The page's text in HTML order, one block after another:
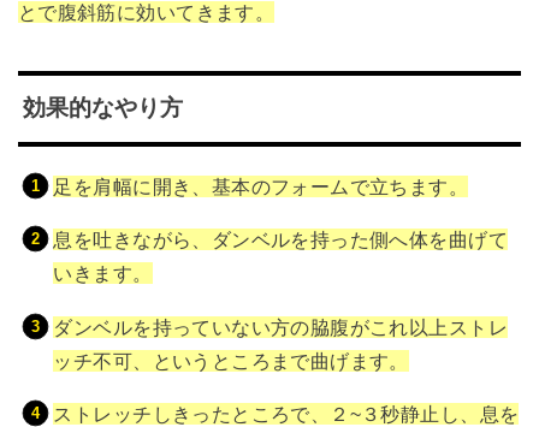
とで腹斜筋に効いてきます。
効果的なやり方
足を肩幅に開き、基本のフォームで立ちます。
息を吐きながら、ダンベルを持った側へ体を曲げて
いきます。
ダンベルを持っていない方の脇腹がこれ以上ストレ
ッチ不可、というところまで曲げます。
ストレッチしきったところで、２~３秒静止し、息を